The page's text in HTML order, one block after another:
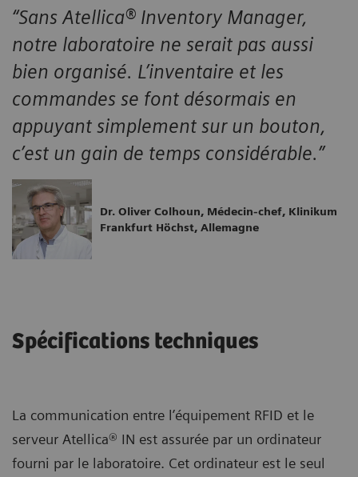
“Sans Atellica® Inventory Manager,
notre laboratoire ne serait pas aussi
bien organisé. L’inventaire et les
commandes se font désormais en
appuyant simplement sur un bouton,
c’est un gain de temps considérable.”
Dr. Oliver Colhoun, Médecin-chef, Klinikum
Frankfurt Höchst, Allemagne
Spécifications techniques
La communication entre l’équipement RFID et le
serveur Atellica® IN est assurée par un ordinateur
fourni par le laboratoire. Cet ordinateur est le seul